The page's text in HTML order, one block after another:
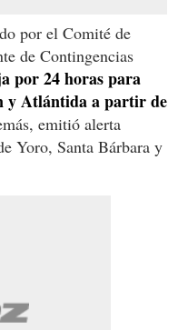
por el Comité de
de Contingencias
por 24 horas para
y Atlántida a partir de
emitió alerta
Yoro, Santa Bárbara y